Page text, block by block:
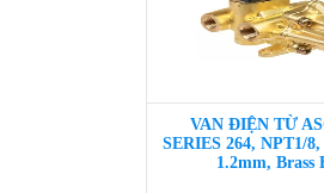
VAN ĐIỆN TỪ
SERIES 264, NPT1/
1.2mm, Brass